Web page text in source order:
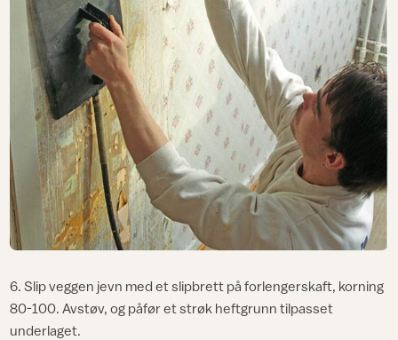
6. Slip veggen jevn med et slipbrett på forlengerskaft, korning
80-100. Avstøv, og påfør et strøk heftgrunn tilpasset
underlaget.